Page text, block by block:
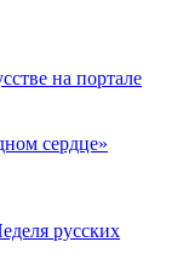
на портале
сердце»
русских